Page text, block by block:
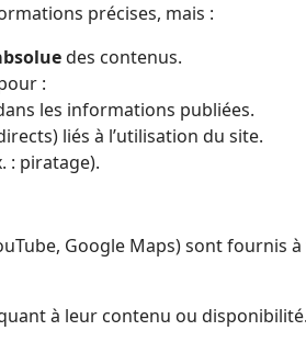
précises, mais :
des contenus.
:
les informations publiées.
liés à l’utilisation du site.
: piratage).
Google Maps) sont fournis
à leur contenu ou disponibilité.